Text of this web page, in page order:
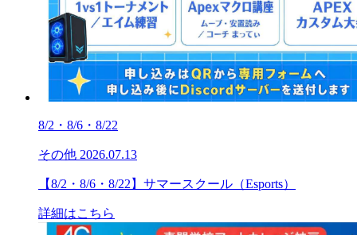
8/2・8/6・8/22
その他 2026.07.13
【8/2・8/6・8/22】サマースクール（Esports）
詳細はこちら